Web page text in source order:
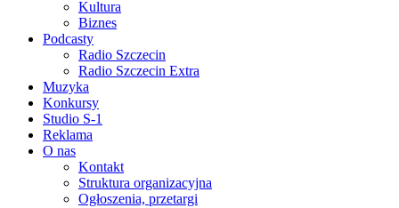
Kultura
Biznes
Podcasty
Radio Szczecin
Radio Szczecin Extra
Muzyka
Konkursy
Studio S-1
Reklama
O nas
Kontakt
Struktura organizacyjna
Ogłoszenia, przetargi